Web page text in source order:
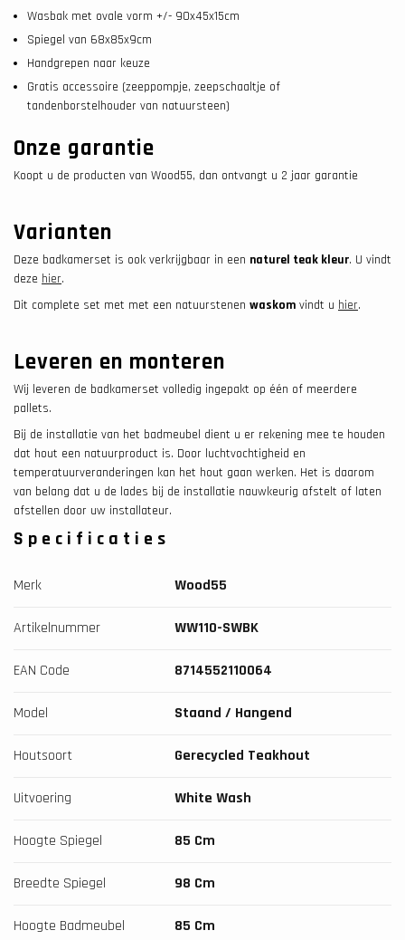
Wasbak met ovale vorm +/- 90x45x15cm
Spiegel van 68x85x9cm
Handgrepen naar keuze
Gratis accessoire (zeeppompje, zeepschaaltje of
tandenborstelhouder van natuursteen)
Onze garantie
Koopt u de producten van Wood55, dan ontvangt u 2 jaar garantie
Varianten
Deze badkamerset is ook verkrijgbaar in een naturel teak kleur. U vindt
deze hier.
Dit complete set met met een natuurstenen waskom vindt u hier.
Leveren en monteren
Wij leveren de badkamerset volledig ingepakt op één of meerdere
pallets.
Bij de installatie van het badmeubel dient u er rekening mee te houden
dat hout een natuurproduct is. Door luchtvochtigheid en
temperatuurveranderingen kan het hout gaan werken. Het is daarom
van belang dat u de lades bij de installatie nauwkeurig afstelt of laten
afstellen door uw installateur.
Specificaties
Merk Wood55
Artikelnummer WW110-SWBK
EAN Code 8714552110064
Model Staand / Hangend
Houtsoort Gerecycled Teakhout
Uitvoering White Wash
Hoogte Spiegel 85 Cm
Breedte Spiegel 98 Cm
Hoogte Badmeubel 85 Cm